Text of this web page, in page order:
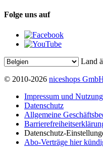
Folge uns auf
Land
© 2010-2026 niceshops
Impressum und
Datenschutz
Allgemeine
Datenschutz-
Abo-Verträge hier